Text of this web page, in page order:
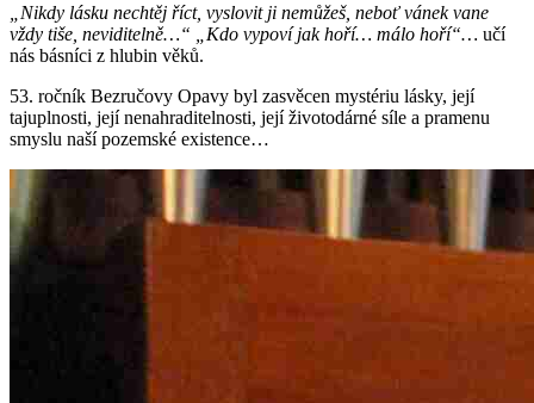
„Nikdy lásku nechtěj říct, vyslovit ji nemůžeš, neboť vánek vane
vždy tiše, neviditelně…“ „Kdo vypoví jak hoří… málo hoří“… učí
nás básníci z hlubin věků.
53. ročník Bezručovy Opavy byl zasvěcen mystériu lásky, její
tajuplnosti, její nenahraditelnosti, její životodárné síle a pramenu
smyslu naší pozemské existence…